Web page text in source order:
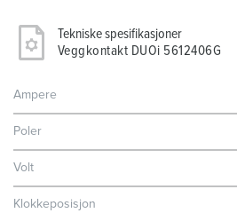
Tekniske spesifikasjoner
Veggkontakt DUOi 5612406G
Ampere
Poler
Volt
Klokkeposisjon